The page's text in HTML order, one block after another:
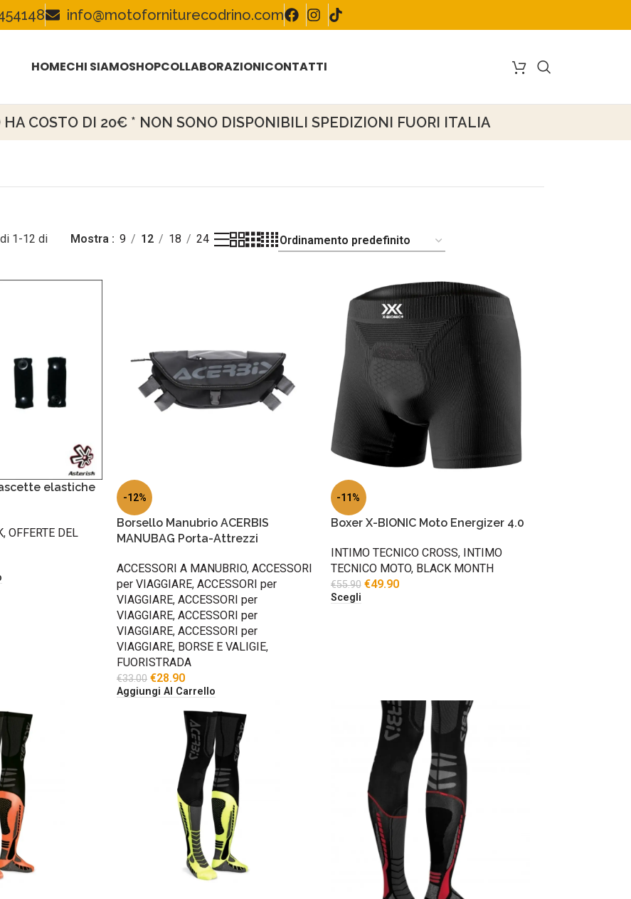
info@motoforniturecodrino.com
HOMECHI SIAMOSHOPCOLLABORAZIONICONTATTI
COSTO DI 20€ * NON SONO DISPONIBILI SPEDIZIONI FUORI ITALIA
1-12 di
Mostra 9 12 18 24
elastiche
, OFFERTE DEL
-12%
Borsello Manubrio ACERBIS
MANUBAG Porta-Attrezzi
ACCESSORI A MANUBRIO, ACCESSORI
per VIAGGIARE, ACCESSORI per
VIAGGIARE, ACCESSORI per
VIAGGIARE, ACCESSORI per
VIAGGIARE, ACCESSORI per
VIAGGIARE, BORSE E VALIGIE,
FUORISTRADA
€33.00 €28.90
Aggiungi Al Carrello
-11%
Boxer X-BIONIC Moto Energizer 4.0
INTIMO TECNICO CROSS, INTIMO
TECNICO MOTO, BLACK MONTH
€55.90 €49.90
Scegli